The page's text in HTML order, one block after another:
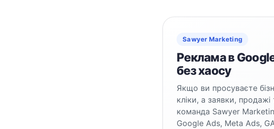
Sawyer Marketing
Реклама в
без хаосу
Якщо ви просуваєте
кліки, а заявки,
команда Sawyer
Google Ads, Meta Ads,